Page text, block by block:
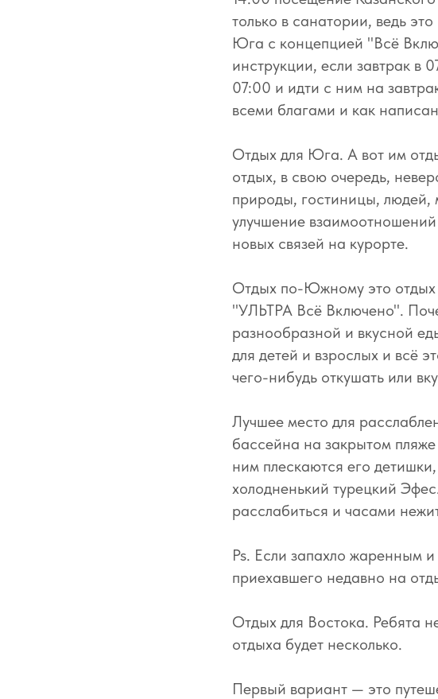
только в санатории, ведь
Юга с концепцией "Всё
инструкции, если завтрак в
07:00 и идти с ним на
всеми благами и как
Отдых для Юга. А вот им
отдых, в свою очередь,
природы, гостиницы, людей,
улучшение
новых связей на курорте.
Отдых по-Южному это отдых
"УЛЬТРА Всё Включено".
разнообразной и вкусной
для детей и взрослых и всё
чего-нибудь откушать или
Лучшее место для
бассейна на закрытом
ним плескаются его
холодненький турецкий
расслабиться и часами
Ps. Если запахло жаренным
приехавшего недавно на
Отдых для Востока. Ребята
отдыха будет несколько.
Первый вариант — это